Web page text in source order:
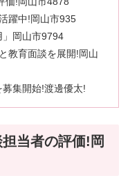
躍中!岡山市935
」岡山市9794
教育面談を展開!岡山
集開始!渡邊優太!
当者の評価!岡